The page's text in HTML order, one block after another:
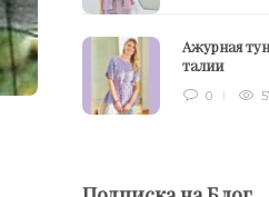
Ажурная
талии
0